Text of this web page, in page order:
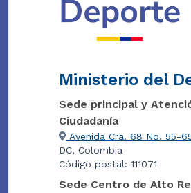
Ministerio del
Sede principal y
Ciudadanía
Avenida Cra. 68 No. 55-
DC, Colombia
Código postal: 111071
Sede Centro de Alto